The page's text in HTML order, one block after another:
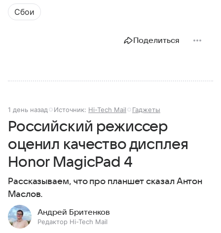
Сбои
Поделиться
1 день назад Источник: Hi-Tech Mail Гаджеты
Российский режиссер
оценил качество дисплея
Honor MagicPad 4
Рассказываем, что про планшет сказал Антон
Маслов.
Андрей Бритенков
Редактор Hi-Tech Mail